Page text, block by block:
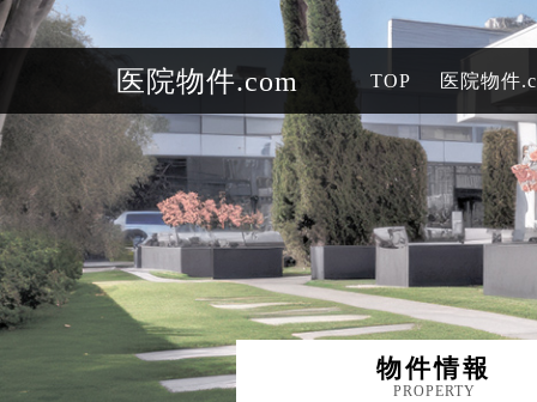
医院物件.com TOP 医院物件
物件情報
PROPERTY